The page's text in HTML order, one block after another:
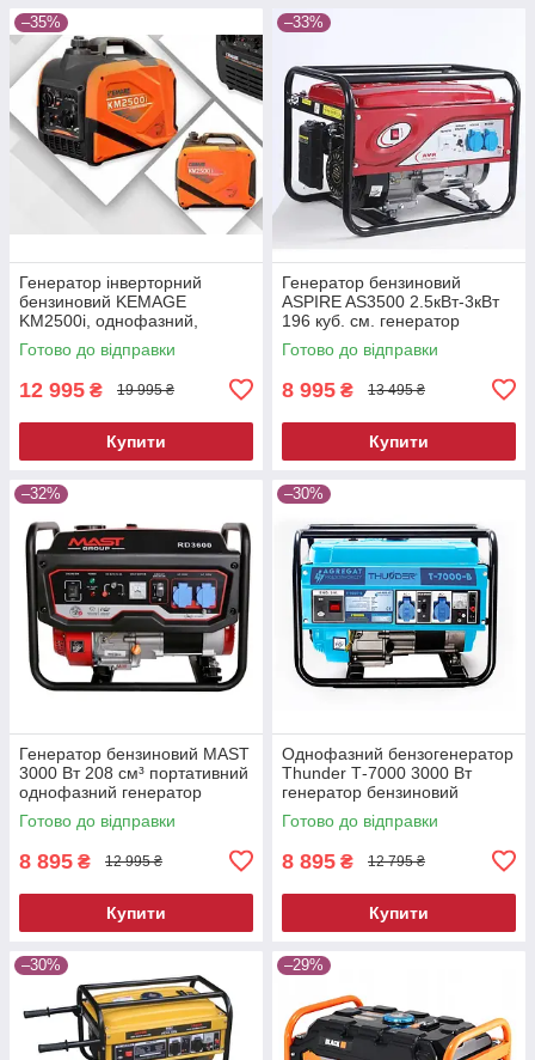
–35%
Генератор інверторний
бензиновий KEMAGE
KM2500i, однофазний,
максимальною потужністю
1800 Вт
Готово до відправки
12 995 ₴ 19 995 ₴
Купити
–33%
Генератор бензиновий
ASPIRE AS3500 2.5кВт-3кВт
196 куб. см. генератор
бензиновий генератор
бензиновий для дачі
Готово до відправки
8 995 ₴ 13 495 ₴
Купити
–32%
Генератор бензиновий MAST
3000 Вт 208 см³ портативний
однофазний генератор
електрогенератор для дому
Готово до відправки
8 895 ₴ 12 995 ₴
Купити
–30%
Однофазний бензогенератор
Thunder Т-7000 3000 Вт
генератор бензиновий
генератор бензиновий
портативний
Готово до відправки
8 895 ₴ 12 795 ₴
Купити
–30% –29%